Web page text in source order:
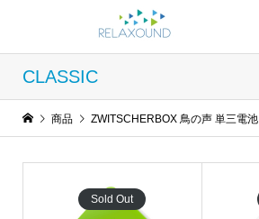
CLASSIC
商品 ZWITSCHERBOX 鳥の声 単三電池
Sold Out